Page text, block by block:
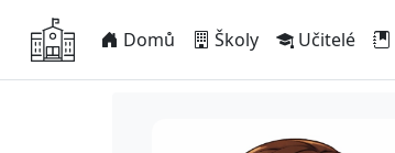
Domů Školy Učitelé